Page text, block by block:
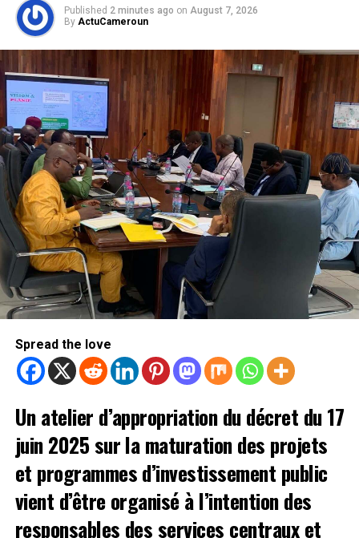
Published 2 minutes ago on August 7, 2026
By ActuCameroun
Spread the love
Un atelier d’appropriation du décret du 17
juin 2025 sur la maturation des projets
et programmes d’investissement public
vient d’être organisé à l’intention des
responsables des services centraux et